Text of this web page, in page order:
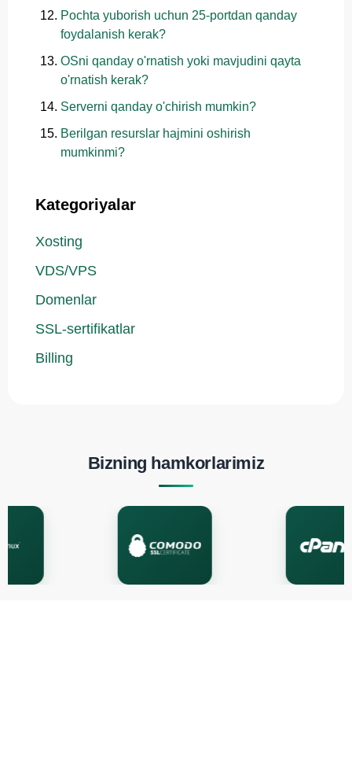
Pochta yuborish uchun 25-portdan qanday
foydalanish kerak?
OSni qanday o'rnatish yoki mavjudini qayta
o'rnatish kerak?
Serverni qanday o'chirish mumkin?
Berilgan resurslar hajmini oshirish
mumkinmi?
Kategoriyalar
Xosting
VDS/VPS
Domenlar
SSL-sertifikatlar
Billing
Bizning hamkorlarimiz